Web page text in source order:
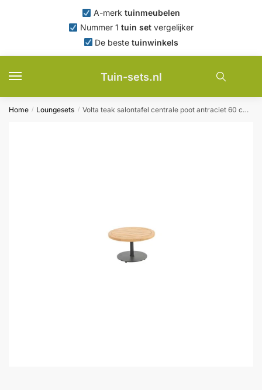
A-merk tuinmeubelen
Nummer 1 tuin set vergelijker
De bestetuinwinkels
Tuin-sets.nl
Home / Loungesets / Volta teak salontafel centrale poot antraciet 60 cm dia. H35 cm 4SO 4SO – 4so